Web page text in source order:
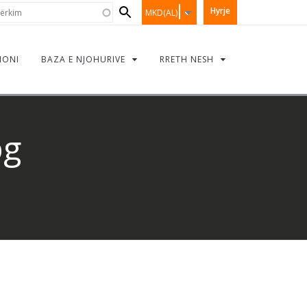
Hyrje
MKD(AL)
BAZA E NJOHURIVE RRETH NESH